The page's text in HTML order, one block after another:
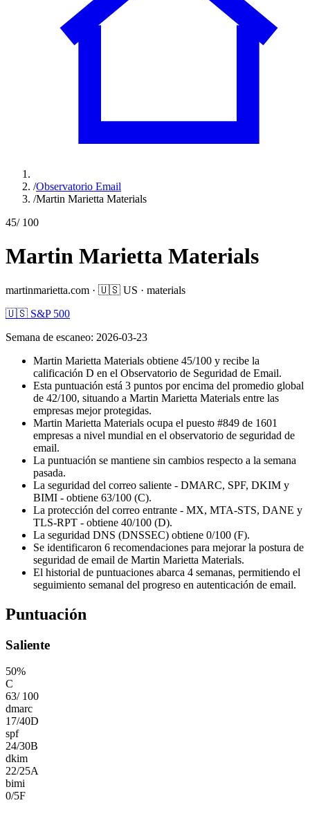
/Observatorio Email
/Martin Marietta Materials
45/ 100
Martin Marietta Materials
martinmarietta.com · 🇺🇸 US · materials
🇺🇸 S&P 500
Semana de escaneo: 2026-03-23
Martin Marietta Materials obtiene 45/100 y recibe la
calificación D en el Observatorio de Seguridad de Email.
Esta puntuación está 3 puntos por encima del promedio global
de 42/100, situando a Martin Marietta Materials entre las
empresas mejor protegidas.
Martin Marietta Materials ocupa el puesto #849 de 1601
empresas a nivel mundial en el observatorio de seguridad de
email.
La puntuación se mantiene sin cambios respecto a la semana
pasada.
La seguridad del correo saliente - DMARC, SPF, DKIM y
BIMI - obtiene 63/100 (C).
La protección del correo entrante - MX, MTA-STS, DANE y
TLS-RPT - obtiene 40/100 (D).
La seguridad DNS (DNSSEC) obtiene 0/100 (F).
Se identificaron 6 recomendaciones para mejorar la postura de
seguridad de email de Martin Marietta Materials.
El historial de puntuaciones abarca 4 semanas, permitiendo el
seguimiento semanal del progreso en autenticación de email.
Puntuación
Saliente
50%
C
63/ 100
dmarc
17/40D
spf
24/30B
dkim
22/25A
bimi
0/5F